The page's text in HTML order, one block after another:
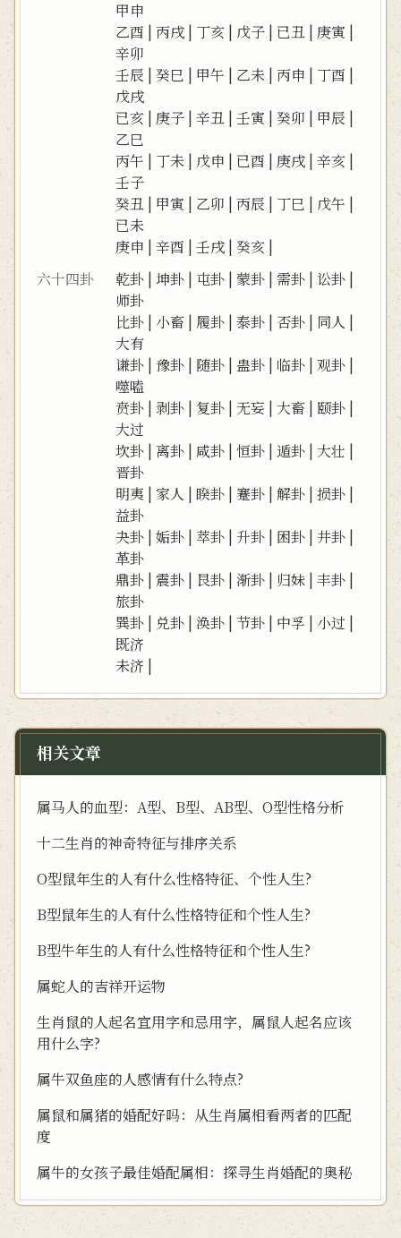
甲申
乙酉 |丙戌 | 丁亥 | 戊子 | 已丑 | 庚寅 |
辛卯
壬辰 |癸巳 | 甲午 | 乙未 |丙申 | 丁酉 |
戊戌
已亥 | 庚子 |辛丑 |壬寅 |癸卯 | 甲辰 |
乙巳
丙午 | 丁未 | 戊申 | 已酉 | 庚戌 |辛亥 |
壬子
癸丑 | 甲寅 | 乙卯 |丙辰 | 丁巳 | 戊午 |
已未
庚申 |辛酉 |壬戌 |癸亥 |
六十四卦
乾卦 | 坤卦 | 屯卦 |蒙卦 |需卦 | 讼卦 |
师卦
比卦 | 小畜 | 履卦 |泰卦 | 否卦 | 同人 |
大有
谦卦 |豫卦 | 随卦 | 蛊卦 | 临卦 |观卦 |
噬嗑
贲卦 | 剥卦 | 复卦 | 无妄 |大畜 | 颐卦 |
大过
坎卦 |离卦 | 咸卦 |恒卦 |遁卦 |大壮 |
晋卦
明夷 |家人 |睽卦 | 蹇卦 |解卦 |损卦 |
益卦
夬卦 |姤卦 | 萃卦 |升卦 | 困卦 |井卦 |
革卦
鼎卦 |震卦 | 艮卦 |渐卦 | 归妹 |丰卦 |
旅卦
巽卦 | 兑卦 |涣卦 |节卦 | 中孚 | 小过 |
既济
未济 |
相关文章
属马人的血型：A型、B型、AB型、O型性格分析
十二生肖的神奇特征与排序关系
O型鼠年生的人有什么性格特征、个性人生?
B型鼠年生的人有什么性格特征和个性人生?
B型牛年生的人有什么性格特征和个性人生?
属蛇人的吉祥开运物
生肖鼠的人起名宜用字和忌用字，属鼠人起名应该
用什么字?
属牛双鱼座的人感情有什么特点?
属鼠和属猪的婚配好吗：从生肖属相看两者的匹配
度
属牛的女孩子最佳婚配属相：探寻生肖婚配的奥秘